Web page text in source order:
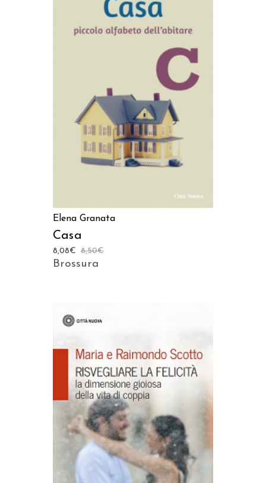
AGGIUNGI AL CARRELLO
Elena Granata
Casa
8,50€
8,08€
Brossura
AGGIUNGI AL CARRELLO